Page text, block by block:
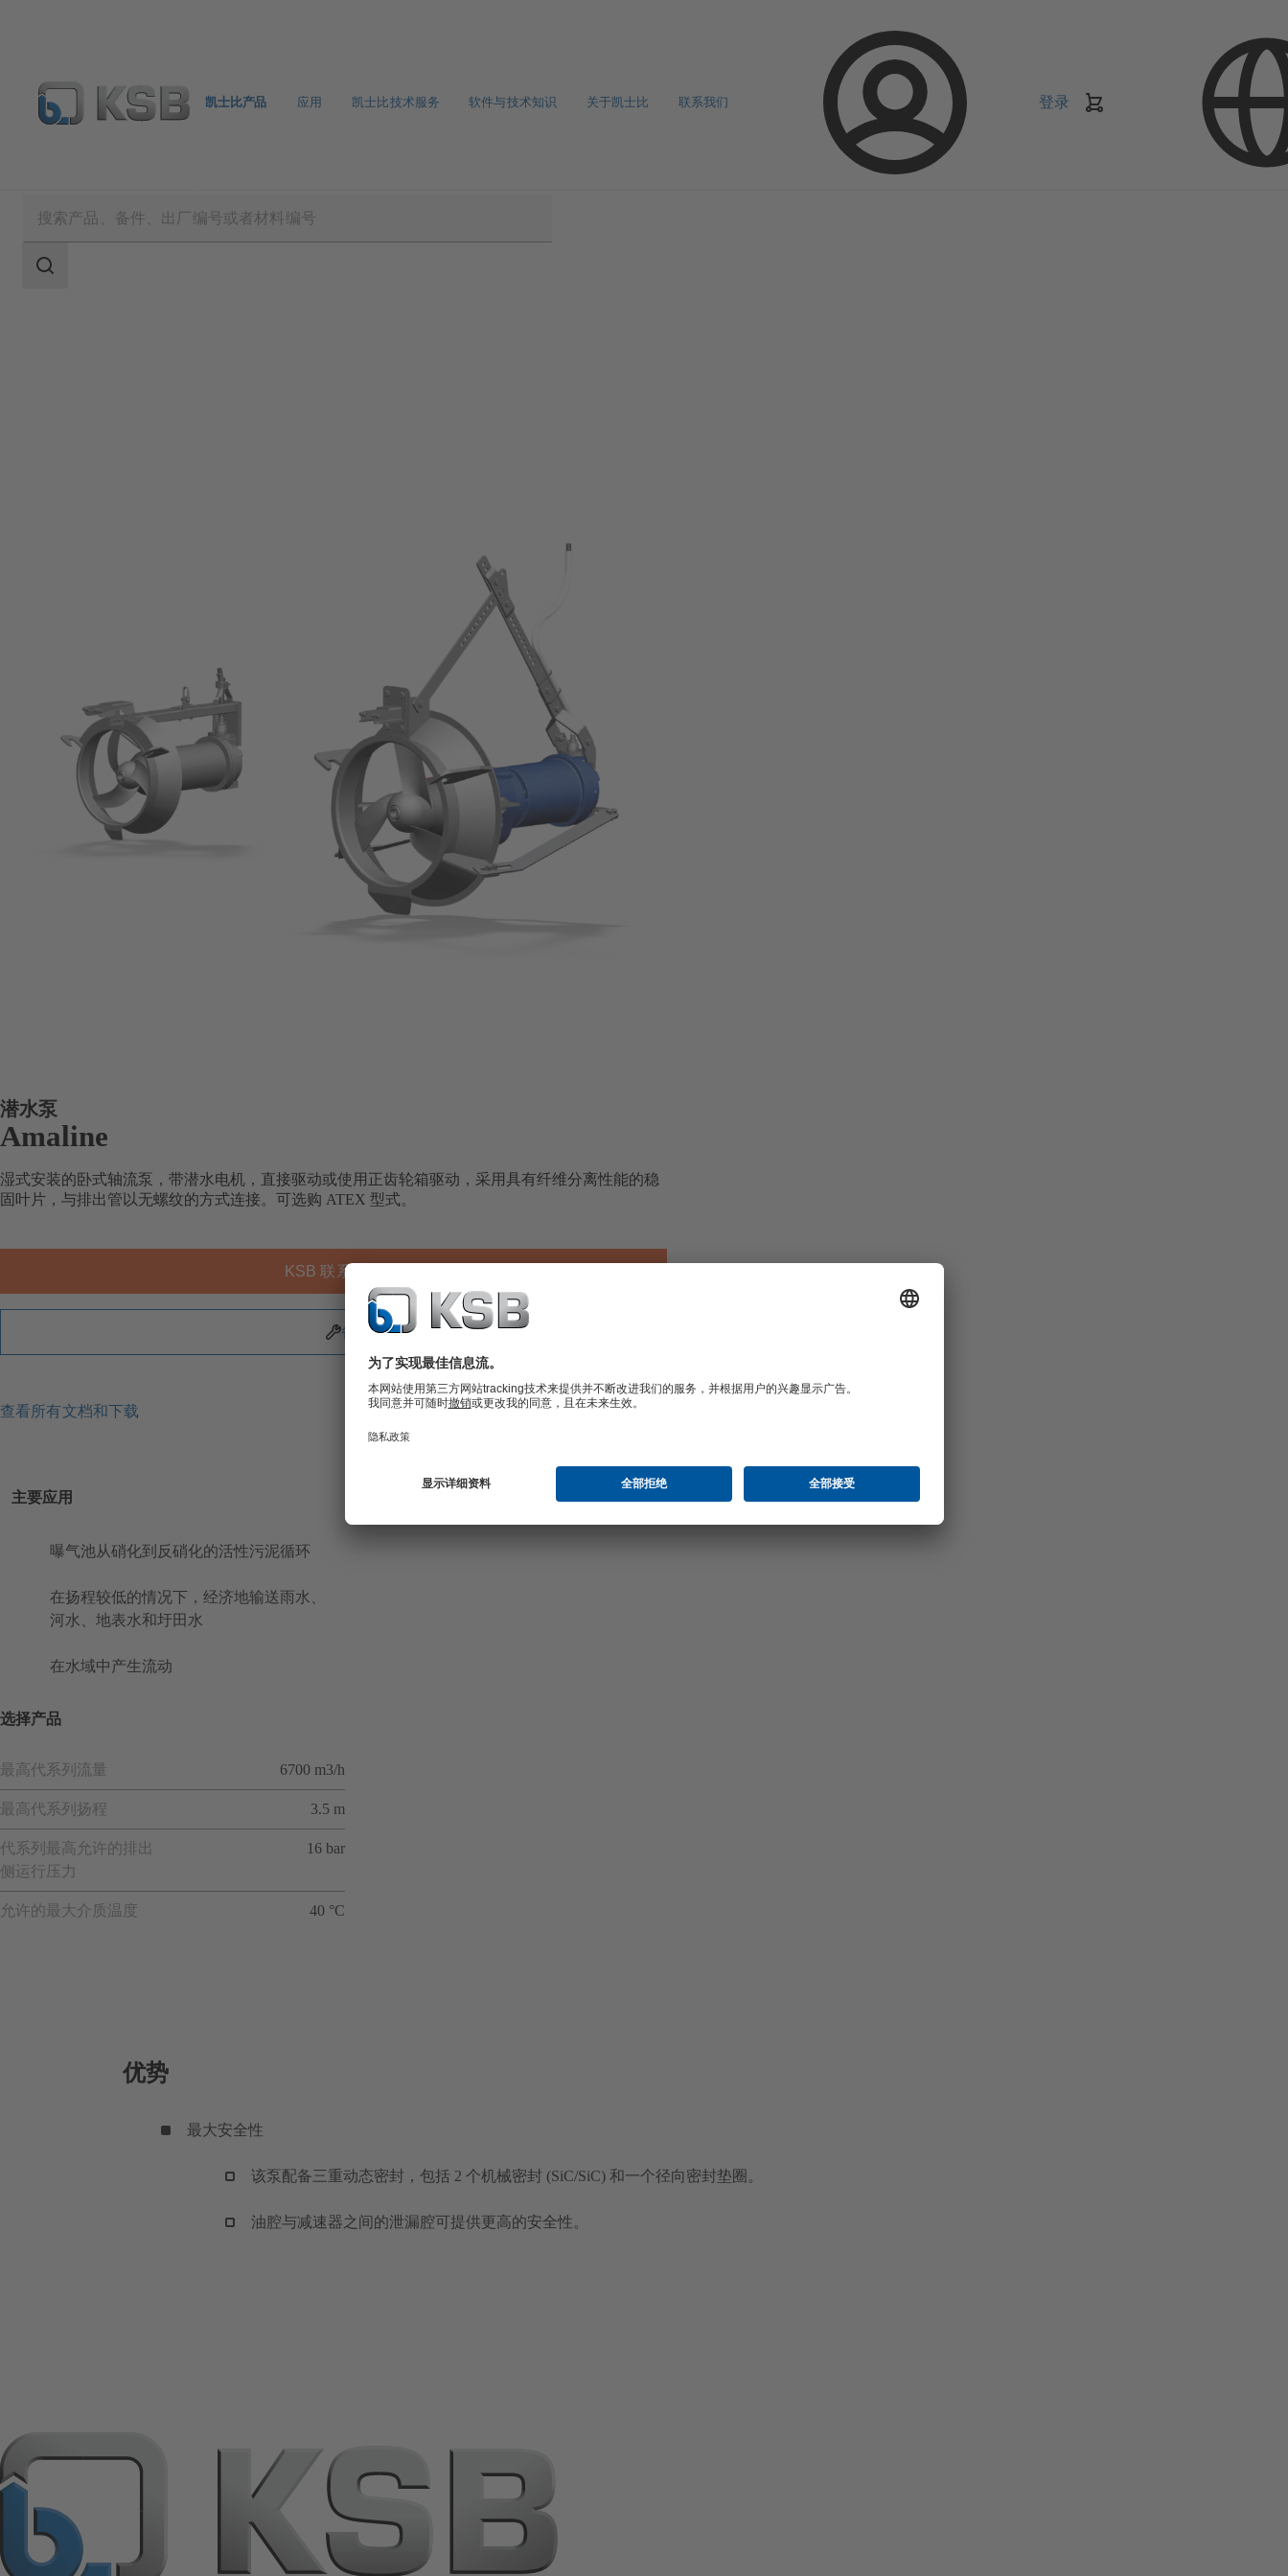
凯士比产品 应用 凯士比技术服务 软件与技术知识 关于凯士比 联系我们 登录
搜
潜水泵
Amaline
湿式安装的卧式轴流泵，带潜水电机，直接驱动或使用正齿轮箱驱动，采用具有纤维分离性能的稳
固叶片，与排出管以无螺纹的方式连接。可选购 ATEX 型式。
KSB 联系方式
备件
查看所有文档和下载
主要应用
曝气池从硝化到反硝化的活性污泥循环
在扬程较低的情况下，经济地输送雨水、
河水、地表水和圩田水
在水域中产生流动
选择产品
最高代系列流量 6700 m3/h
最高代系列扬程 3.5 m
代系列最高允许的排出
侧运行压力
16 bar
允许的最大介质温度 40 °C
优势
最大安全性
该泵配备三重动态密封，包括 2 个机械密封 (SiC/SiC) 和一个径向密封垫圈。
油腔与减速器之间的泄漏腔可提供更高的安全性。